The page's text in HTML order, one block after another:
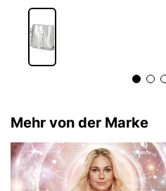
Mehr von der Marke